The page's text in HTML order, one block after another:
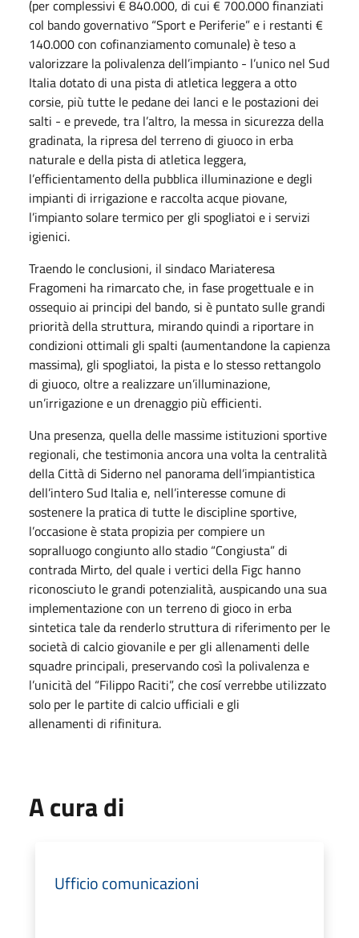
(per complessivi € 840.000, di cui € 700.000 finanziati
col bando governativo “Sport e Periferie” e i restanti €
140.000 con cofinanziamento comunale) è teso a
valorizzare la polivalenza dell’impianto - l’unico nel Sud
Italia dotato di una pista di atletica leggera a otto
corsie, più tutte le pedane dei lanci e le postazioni dei
salti - e prevede, tra l’altro, la messa in sicurezza della
gradinata, la ripresa del terreno di giuoco in erba
naturale e della pista di atletica leggera,
l’efficientamento della pubblica illuminazione e degli
impianti di irrigazione e raccolta acque piovane,
l’impianto solare termico per gli spogliatoi e i servizi
igienici.
Traendo le conclusioni, il sindaco Mariateresa
Fragomeni ha rimarcato che, in fase progettuale e in
ossequio ai principi del bando, si è puntato sulle grandi
priorità della struttura, mirando quindi a riportare in
condizioni ottimali gli spalti (aumentandone la capienza
massima), gli spogliatoi, la pista e lo stesso rettangolo
di giuoco, oltre a realizzare un’illuminazione,
un’irrigazione e un drenaggio più efficienti.
Una presenza, quella delle massime istituzioni sportive
regionali, che testimonia ancora una volta la centralità
della Città di Siderno nel panorama dell’impiantistica
dell’intero Sud Italia e, nell’interesse comune di
sostenere la pratica di tutte le discipline sportive,
l’occasione è stata propizia per compiere un
sopralluogo congiunto allo stadio “Congiusta” di
contrada Mirto, del quale i vertici della Figc hanno
riconosciuto le grandi potenzialità, auspicando una sua
implementazione con un terreno di gioco in erba
sintetica tale da renderlo struttura di riferimento per le
società di calcio giovanile e per gli allenamenti delle
squadre principali, preservando così la polivalenza e
l’unicità del “Filippo Raciti”, che cosí verrebbe utilizzato
solo per le partite di calcio ufficiali e gli
allenamenti di rifinitura.
A cura di
Ufficio comunicazioni